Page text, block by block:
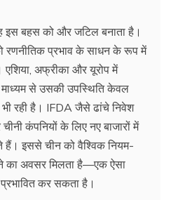
इस बहस को और जटिल बनाता है।
रणनीतिक प्रभाव के साधन के रूप में
अफ्रीका और यूरोप में
माध्यम से उसकी उपस्थिति केवल
भी रही है। IFDA जैसे ढांचे निवेश
कंपनियों के लिए नए बाजारों में
इससे चीन को वैश्विक नियम-
का अवसर मिलता है—एक ऐसा
कर सकता है।